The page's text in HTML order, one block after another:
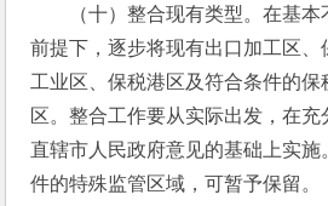
（十）整合现有类型。在基本
前提下，逐步将现有出口加工区、
工业区、保税港区及符合条件的
区。整合工作要从实际出发，在充
直辖市人民政府意见的基础上实施
件的特殊监管区域，可暂予保留。